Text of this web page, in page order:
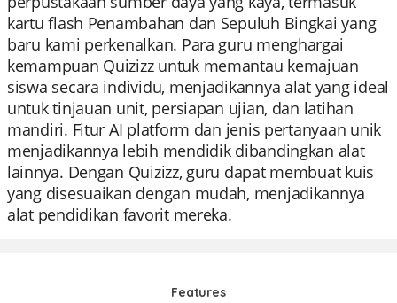
kartu flash Penambahan dan Sepuluh Bingkai yang
baru kami perkenalkan. Para guru menghargai
kemampuan Quizizz untuk memantau kemajuan
siswa secara individu, menjadikannya alat yang ideal
untuk tinjauan unit, persiapan ujian, dan latihan
mandiri. Fitur AI platform dan jenis pertanyaan unik
menjadikannya lebih mendidik dibandingkan alat
lainnya. Dengan Quizizz, guru dapat membuat kuis
yang disesuaikan dengan mudah, menjadikannya
alat pendidikan favorit mereka.
Features